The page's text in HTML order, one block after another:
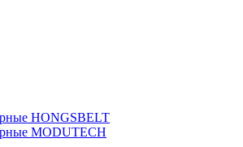
HONGSBELT
MODUTECH